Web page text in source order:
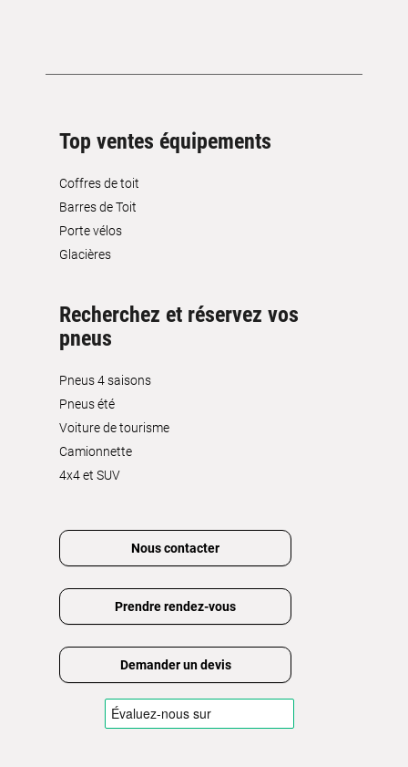
Top ventes équipements
Coffres de toit
Barres de Toit
Porte vélos
Glacières
Recherchez et réservez vos
pneus
Pneus 4 saisons
Pneus été
Voiture de tourisme
Camionnette
4x4 et SUV
Nous contacter
Prendre rendez-vous
Demander un devis